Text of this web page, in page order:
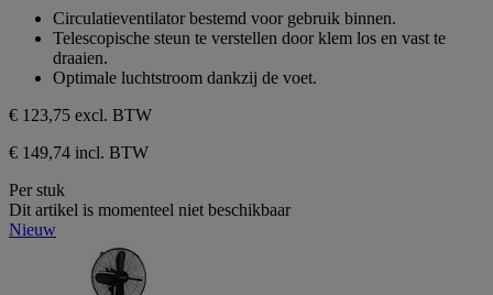
sterren.
Circulatieventilator bestemd voor gebruik binnen.
Telescopische steun te verstellen door klem los en vast te
draaien.
Optimale luchtstroom dankzij de voet.
€ 123,75 excl. BTW
€ 149,74 incl. BTW
Per stuk
Dit artikel is momenteel niet beschikbaar
Nieuw